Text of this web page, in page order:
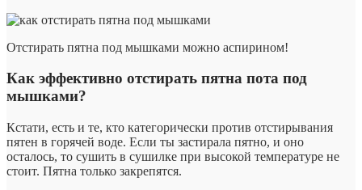
Отстирать пятна под мышками можно аспирином!
Как эффективно отстирать пятна пота под
мышками?
Кстати, есть и те, кто категорически против отстирывания
пятен в горячей воде. Если ты застирала пятно, и оно
осталось, то сушить в сушилке при высокой температуре не
стоит. Пятна только закрепятся.